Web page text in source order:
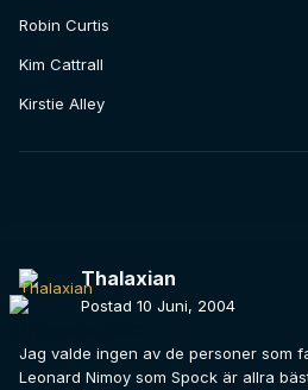
Robin Curtis
Kim Cattrall
Kirstie Alley
Thalaxian
Postad 10 Juni, 2004
Jag valde ingen av de personer som
Leonard Nimoy som Spock är allra